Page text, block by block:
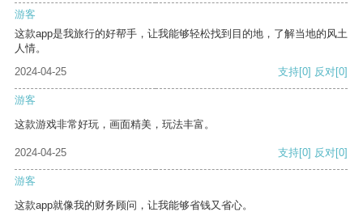
游客
这款app是我旅行的好帮手，让我能够轻松找到目的地，了解当地的风土
人情。
2024-04-25
支持[0] 反对[0]
游客
这款游戏非常好玩，画面精美，玩法丰富。
2024-04-25 支持[0] 反对[0]
游客
这款app就像我的财务顾问，让我能够省钱又省心。